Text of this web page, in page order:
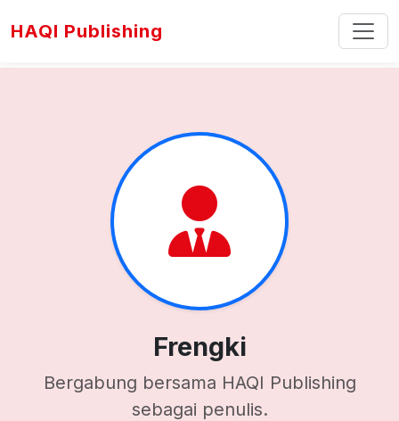
HAQI Publishing
Frengki
Bergabung bersama HAQI Publishing
sebagai penulis.